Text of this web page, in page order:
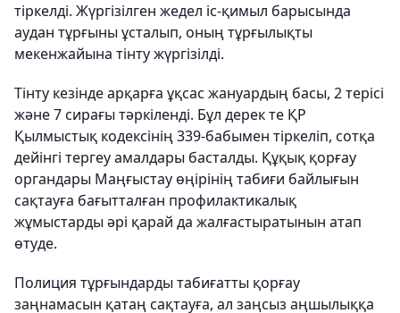
тіркелді. Жүргізілген жедел іс-қимыл барысында
аудан тұрғыны ұсталып, оның тұрғылықты
мекенжайына тінту жүргізілді.
Тінту кезінде арқарға ұқсас жануардың басы, 2 терісі
және 7 сирағы тәркіленді. Бұл дерек те ҚР
Қылмыстық кодексінің 339-бабымен тіркеліп, сотқа
дейінгі тергеу амалдары басталды. Құқық қорғау
органдары Маңғыстау өңірінің табиғи байлығын
сақтауға бағытталған профилактикалық
жұмыстарды әрі қарай да жалғастыратынын атап
өтуде.
Полиция тұрғындарды табиғатты қорғау
заңнамасын қатаң сақтауға, ал заңсыз аңшылыққа